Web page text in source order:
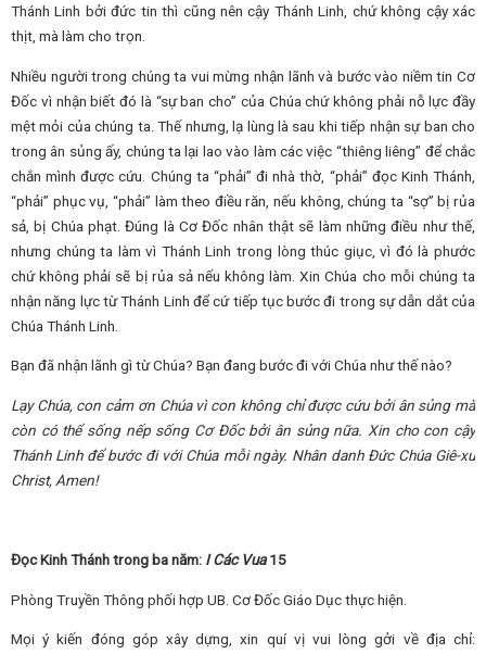
Thánh Linh bởi đức tin thì cũng nên cậy Thánh Linh, chứ không cậy xác
thịt, mà làm cho trọn.
Nhiều người trong chúng ta vui mừng nhận lãnh và bước vào niềm tin Cơ
Đốc vì nhận biết đó là “sự ban cho” của Chúa chứ không phải nỗ lực đầy
mệt mỏi của chúng ta. Thế nhưng, lạ lùng là sau khi tiếp nhận sự ban cho
trong ân sủng ấy, chúng ta lại lao vào làm các việc “thiêng liêng” để chắc
chắn mình được cứu. Chúng ta “phải” đi nhà thờ, “phải” đọc Kinh Thánh,
“phải” phục vụ, “phải” làm theo điều răn, nếu không, chúng ta “sợ” bị rủa
sả, bị Chúa phạt. Đúng là Cơ Đốc nhân thật sẽ làm những điều như thế,
nhưng chúng ta làm vì Thánh Linh trong lòng thúc giục, vì đó là phước
chứ không phải sẽ bị rủa sả nếu không làm. Xin Chúa cho mỗi chúng ta
nhận năng lực từ Thánh Linh để cứ tiếp tục bước đi trong sự dẫn dắt của
Chúa Thánh Linh.
Bạn đã nhận lãnh gì từ Chúa? Bạn đang bước đi với Chúa như thế nào?
Lạy Chúa, con cảm ơn Chúa vì con không chỉ được cứu bởi ân sủng mà
còn có thể sống nếp sống Cơ Đốc bởi ân sủng nữa. Xin cho con cậy
Thánh Linh để bước đi với Chúa mỗi ngày. Nhân danh Đức Chúa Giê-xu
Christ, Amen!
Đọc Kinh Thánh trong ba năm: I Các Vua15
Phòng Truyền Thông phối hợp UB. Cơ Đốc Giáo Dục thực hiện.
Mọi ý kiến đóng góp xây dựng, xin quí vị vui lòng gởi về địa chỉ: